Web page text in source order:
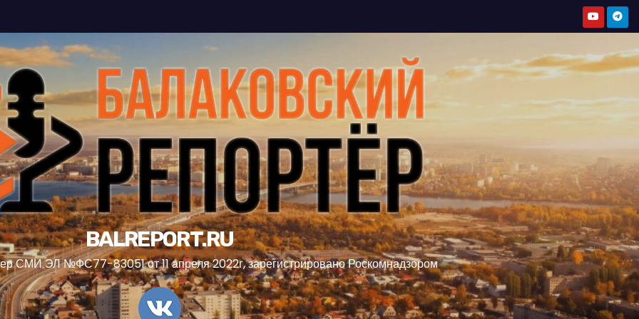
BALREPORT.RU
СМИ ЭЛ №ФС77-83051 от 11 апреля 2022г, зарегистрировано Роскомнадзором